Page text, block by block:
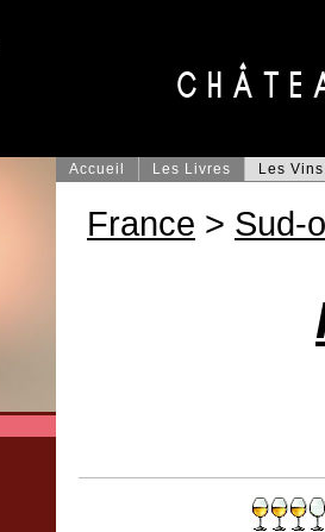
Accueil Les Livres Les Vins
France > Sud-